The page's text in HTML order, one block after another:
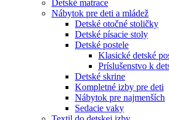
Detské matrace
Nábytok pre deti a mládež
Detské otočné stoličky
Detské písacie stoly
Detské postele
Klasické detské
Príslušenstvo k
Detské skrine
Kompletné izby pre deti
Nábytok pre najmenších
Sedacie vaky